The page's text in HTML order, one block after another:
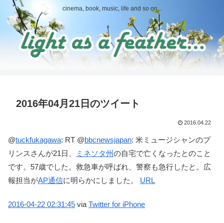
cinema, book, music, life and so on...
2016年04月21日のツイート
2016.04.22
@tuckfukagawa: RT @bbcnewsjapan: 米ミュージシャンのプ
リンスさんが21日、
ミネソタ州の自宅で亡くなったとのこと
です。57歳でした。救急車が呼ばれ、警察も急行したと。広
報担当がAP通信に明らかにしました。 URL
2016-04-22 02:31:45 via Twitter for iPhone